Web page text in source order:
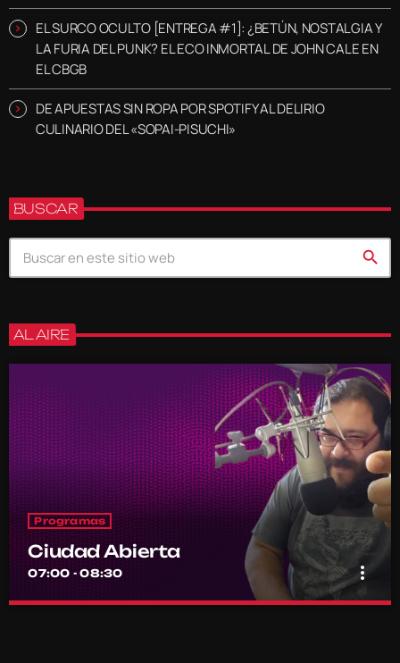
EL SURCO OCULTO [ENTREGA #1]: ¿BETÚN, NOSTALGIA Y
LA FURIA DEL PUNK? EL ECO INMORTAL DE JOHN CALE EN
EL CBGB
DE APUESTAS SIN ROPA POR SPOTIFY AL DELIRIO
CULINARIO DEL «SOPAI-PISUCHI»
BUSCAR
search
AL AIRE
Programas
Ciudad Abierta
07:00 - 08:30 more_vert